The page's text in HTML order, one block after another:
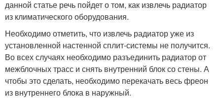
данной статье речь пойдет о том, как извлечь радиатор
из климатического оборудования.
Необходимо отметить, что извлечь радиатор уже из
установленной настенной сплит-системы не получится.
Во всех случаях необходимо разъединить радиатор от
межблочных трасс и снять внутренний блок со стены. А
чтобы это сделать, необходимо перекачать весь фреон
из внутреннего блока в наружный.